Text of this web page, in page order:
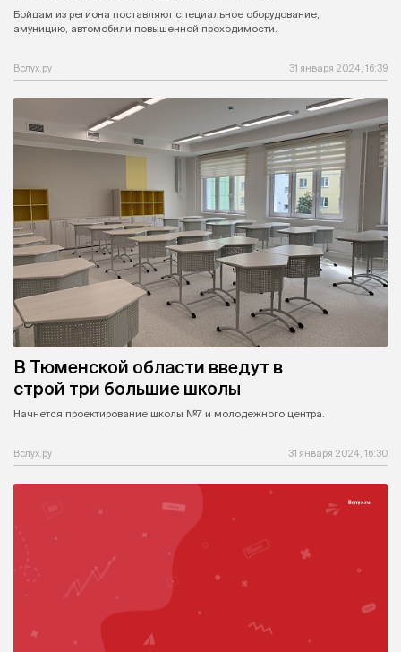
Бойцам из региона поставляют специальное оборудование,
амуницию, автомобили повышенной проходимости.
Вслух.ру 31 января 2024, 16:39
В Тюменской области введут в
строй три большие школы
Начнется проектирование школы №7 и молодежного центра.
Вслух.ру 31 января 2024, 16:30